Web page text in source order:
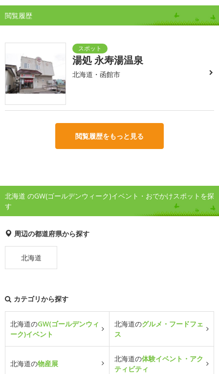
閲覧履歴
湯処 永寿湯温泉
北海道・函館市
閲覧履歴をもっと見る
北海道 のGW(ゴールデンウィーク)イベント・おでかけスポットを探
す
周辺の都道府県から探す
北海道
カテゴリから探す
北海道のGW(ゴールデンウィ
ーク)イベント
北海道のグルメ・フードフェ
ス
北海道の物産展
北海道の体験イベント・アク
ティビティ